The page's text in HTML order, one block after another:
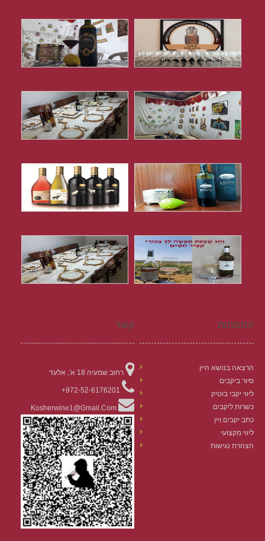
התמחות
הרצאה בנושא היין
סיור ביקבים
ליווי יקבי בוטיק
כשרות ליקבים
כתב יקבים ויין
ליווי מקצועי
הצהרת נגישות
קשר
רחוב שמעיה 18 א', אלעד
972-52-6176201+
Kosherwine1@gmail.com